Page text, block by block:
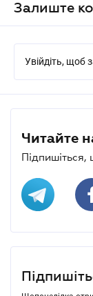
Залиште
Увійдіть, щоб
Читайте
Підпишіться,